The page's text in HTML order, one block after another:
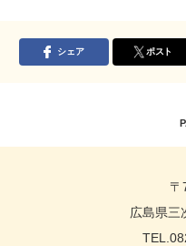
シェア ポスト
〒
広島県三